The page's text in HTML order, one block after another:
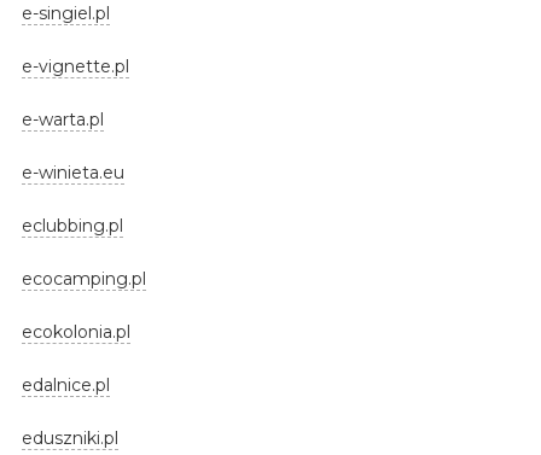
e-singiel.pl
e-vignette.pl
e-warta.pl
e-winieta.eu
eclubbing.pl
ecocamping.pl
ecokolonia.pl
edalnice.pl
eduszniki.pl